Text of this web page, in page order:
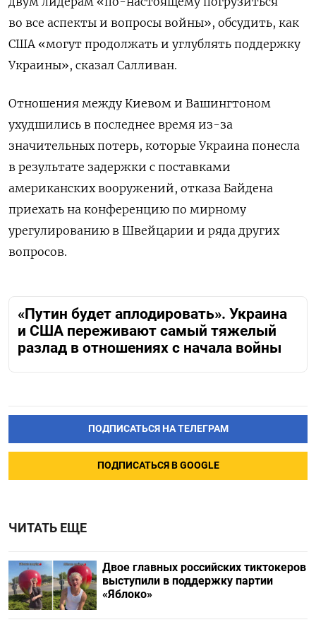
во все аспекты и вопросы войны», обсудить, как
США «могут продолжать и углублять поддержку
Украины», сказал Салливан.
Отношения между Киевом и Вашингтоном
ухудшились в последнее время из-за
значительных потерь, которые Украина понесла
в результате задержки с поставками
американских вооружений, отказа Байдена
приехать на конференцию по мирному
урегулированию в Швейцарии и ряда других
вопросов.
«Путин будет аплодировать». Украина
и США переживают самый тяжелый
разлад в отношениях с начала войны
ПОДПИСАТЬСЯ НА ТЕЛЕГРАМ
ПОДПИСАТЬСЯ В GOOGLE
ЧИТАТЬ ЕЩЕ
Двое главных российских тиктокеров
выступили в поддержку партии
«Яблоко»